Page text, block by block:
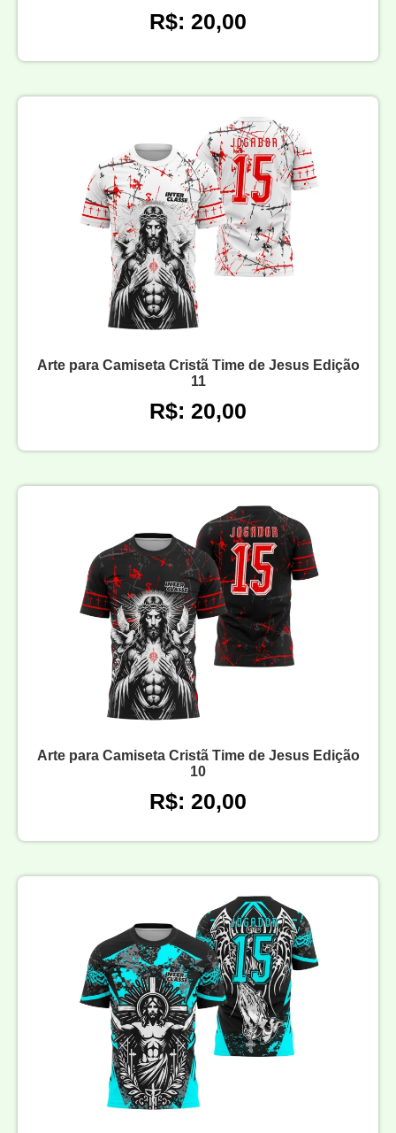
R$: 20,00
Arte para Camiseta Cristã Time de Jesus Edição
11
R$: 20,00
Arte para Camiseta Cristã Time de Jesus Edição
10
R$: 20,00